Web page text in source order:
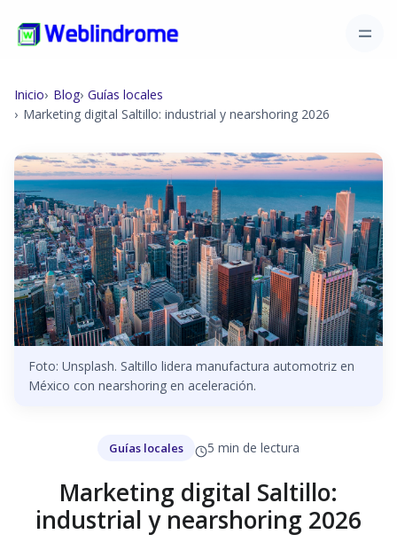
Inicio Blog Guías locales
Marketing digital Saltillo: industrial y nearshoring 2026
Foto: Unsplash. Saltillo lidera manufactura automotriz en
México con nearshoring en aceleración.
Guías locales 5 min de lectura
Marketing digital Saltillo:
industrial y nearshoring 2026